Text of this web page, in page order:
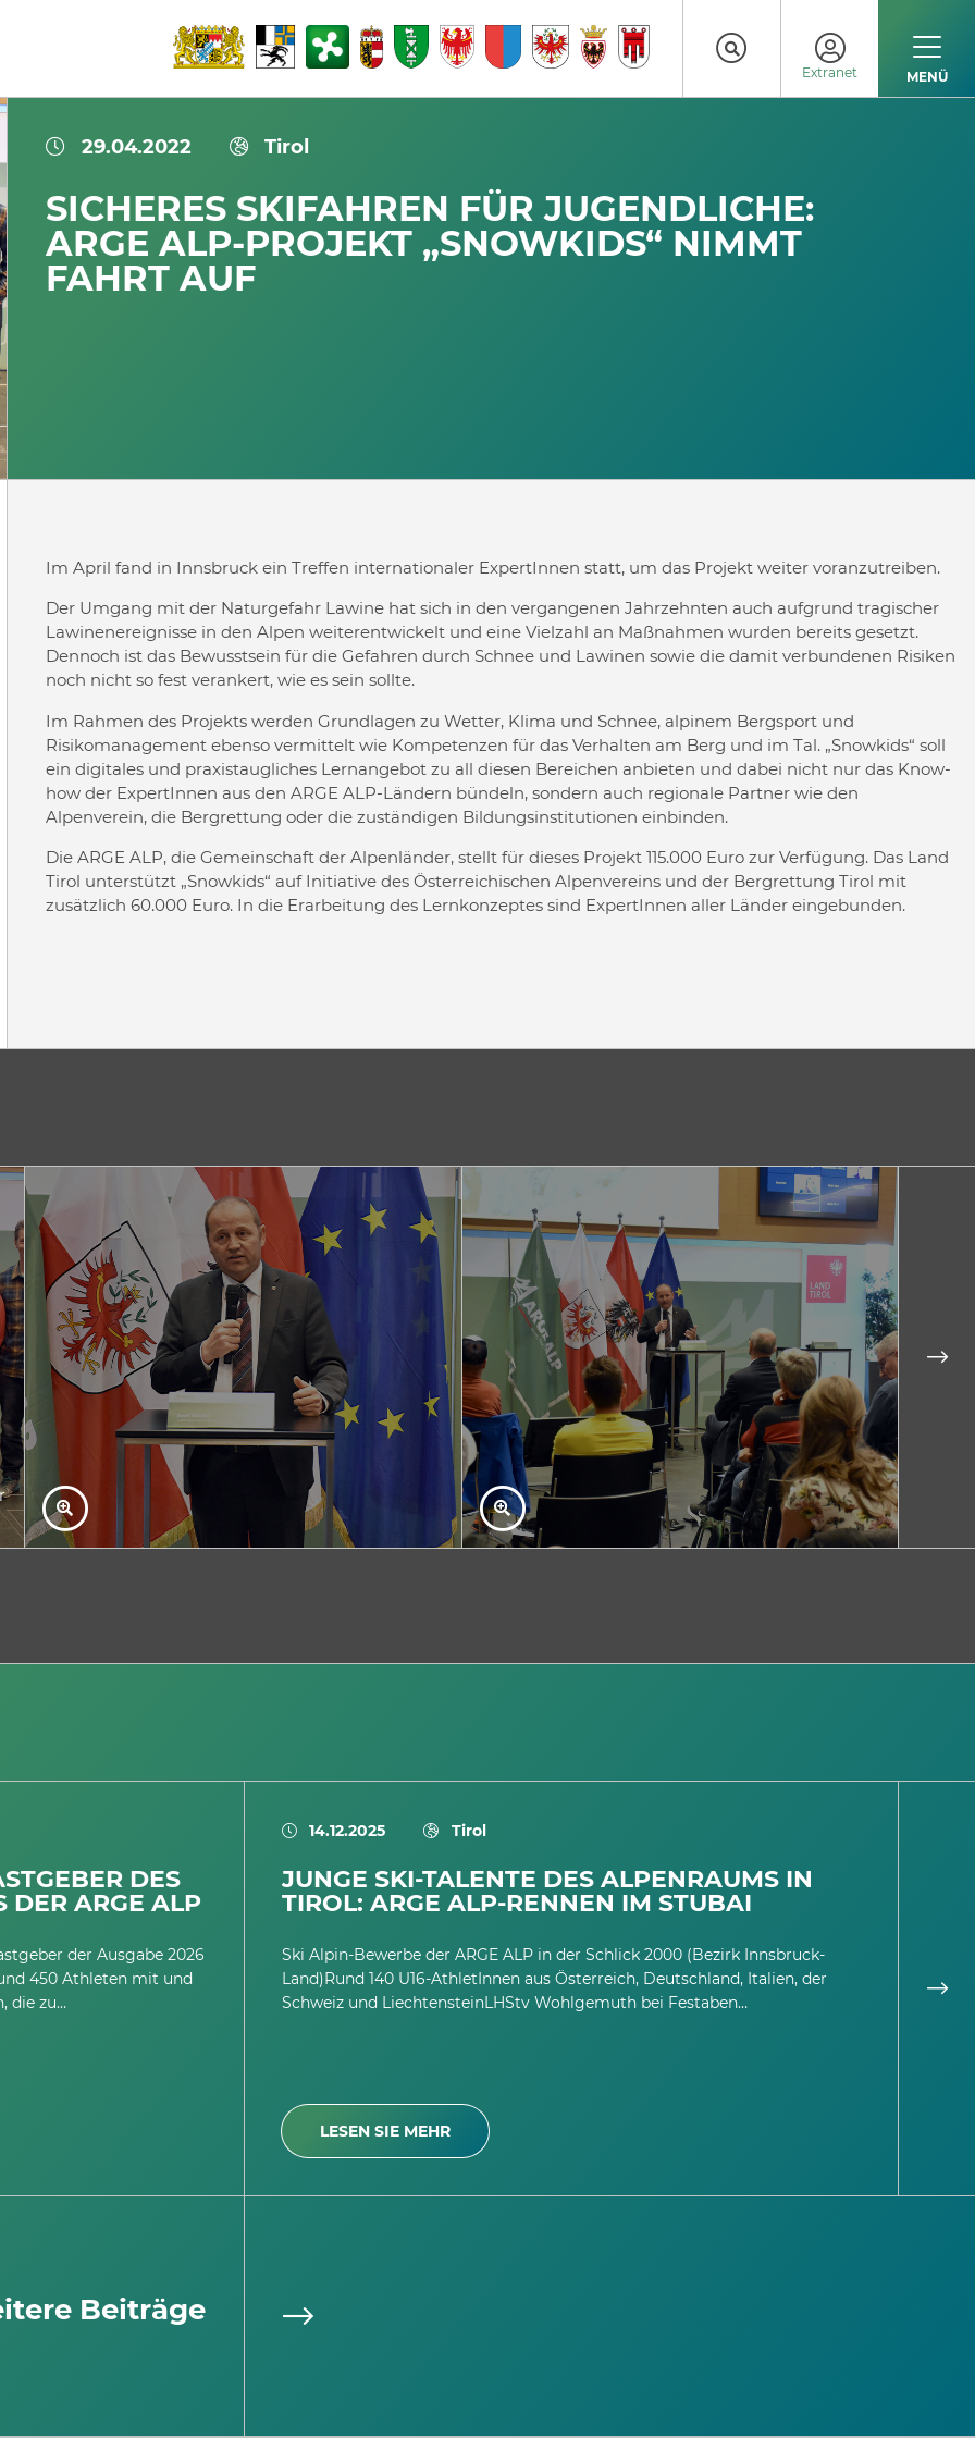
Extranet MENÜ
29.04.2022 Tirol
SICHERES SKIFAHREN FÜR JUGENDLICHE:
ARGE ALP-PROJEKT „SNOWKIDS“ NIMMT
FAHRT AUF
Im April fand in Innsbruck ein Treffen internationaler ExpertInnen statt, um das Projekt weiter voranzutreiben.
Der Umgang mit der Naturgefahr Lawine hat sich in den vergangenen Jahrzehnten auch aufgrund tragischer
Lawinenereignisse in den Alpen weiterentwickelt und eine Vielzahl an Maßnahmen wurden bereits gesetzt.
Dennoch ist das Bewusstsein für die Gefahren durch Schnee und Lawinen sowie die damit verbundenen Risiken
noch nicht so fest verankert, wie es sein sollte.
Im Rahmen des Projekts werden Grundlagen zu Wetter, Klima und Schnee, alpinem Bergsport und
Risikomanagement ebenso vermittelt wie Kompetenzen für das Verhalten am Berg und im Tal. „Snowkids“ soll
ein digitales und praxistaugliches Lernangebot zu all diesen Bereichen anbieten und dabei nicht nur das Know-
how der ExpertInnen aus den ARGE ALP-Ländern bündeln, sondern auch regionale Partner wie den
Alpenverein, die Bergrettung oder die zuständigen Bildungsinstitutionen einbinden.
Die ARGE ALP, die Gemeinschaft der Alpenländer, stellt für dieses Projekt 115.000 Euro zur Verfügung. Das Land
Tirol unterstützt „Snowkids“ auf Initiative des Österreichischen Alpenvereins und der Bergrettung Tirol mit
zusätzlich 60.000 Euro. In die Erarbeitung des Lernkonzeptes sind ExpertInnen aller Länder eingebunden.
DES
DER ARGE ALP
der Ausgabe 2026
450 Athleten mit und
die zu…
14.12.2025 Tirol
JUNGE SKI-TALENTE DES ALPENRAUMS IN
TIROL: ARGE ALP-RENNEN IM STUBAI
Ski Alpin-Bewerbe der ARGE ALP in der Schlick 2000 (Bezirk Innsbruck-
Land)Rund 140 U16-AthletInnen aus Österreich, Deutschland, Italien, der
Schweiz und LiechtensteinLHStv Wohlgemuth bei Festaben…
LESEN SIE MEHR
Beiträge